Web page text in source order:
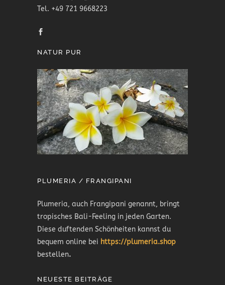
Tel. +49 721 9668223
NATUR PUR
PLUMERIA / FRANGIPANI
Plumeria, auch Frangipani genannt, bringt
tropisches Bali-Feeling in jeden Garten.
Diese duftenden Schönheiten kannst du
bequem online bei https://plumeria.shop
bestellen.
NEUESTE BEITRÄGE